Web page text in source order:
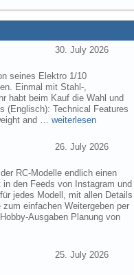
30. July 2026
seines Elektro 1/10
Einmal mit Stahl-,
habt beim Kauf die Wahl und
(Englisch): Technical Features
and …weiterlesen
26. July 2026
RC-Modelle endlich einen
den Feeds von Instagram und
jedes Modell, mit allen Details
einfachen Weitergeben per
Ausgaben Planung von
25. July 2026